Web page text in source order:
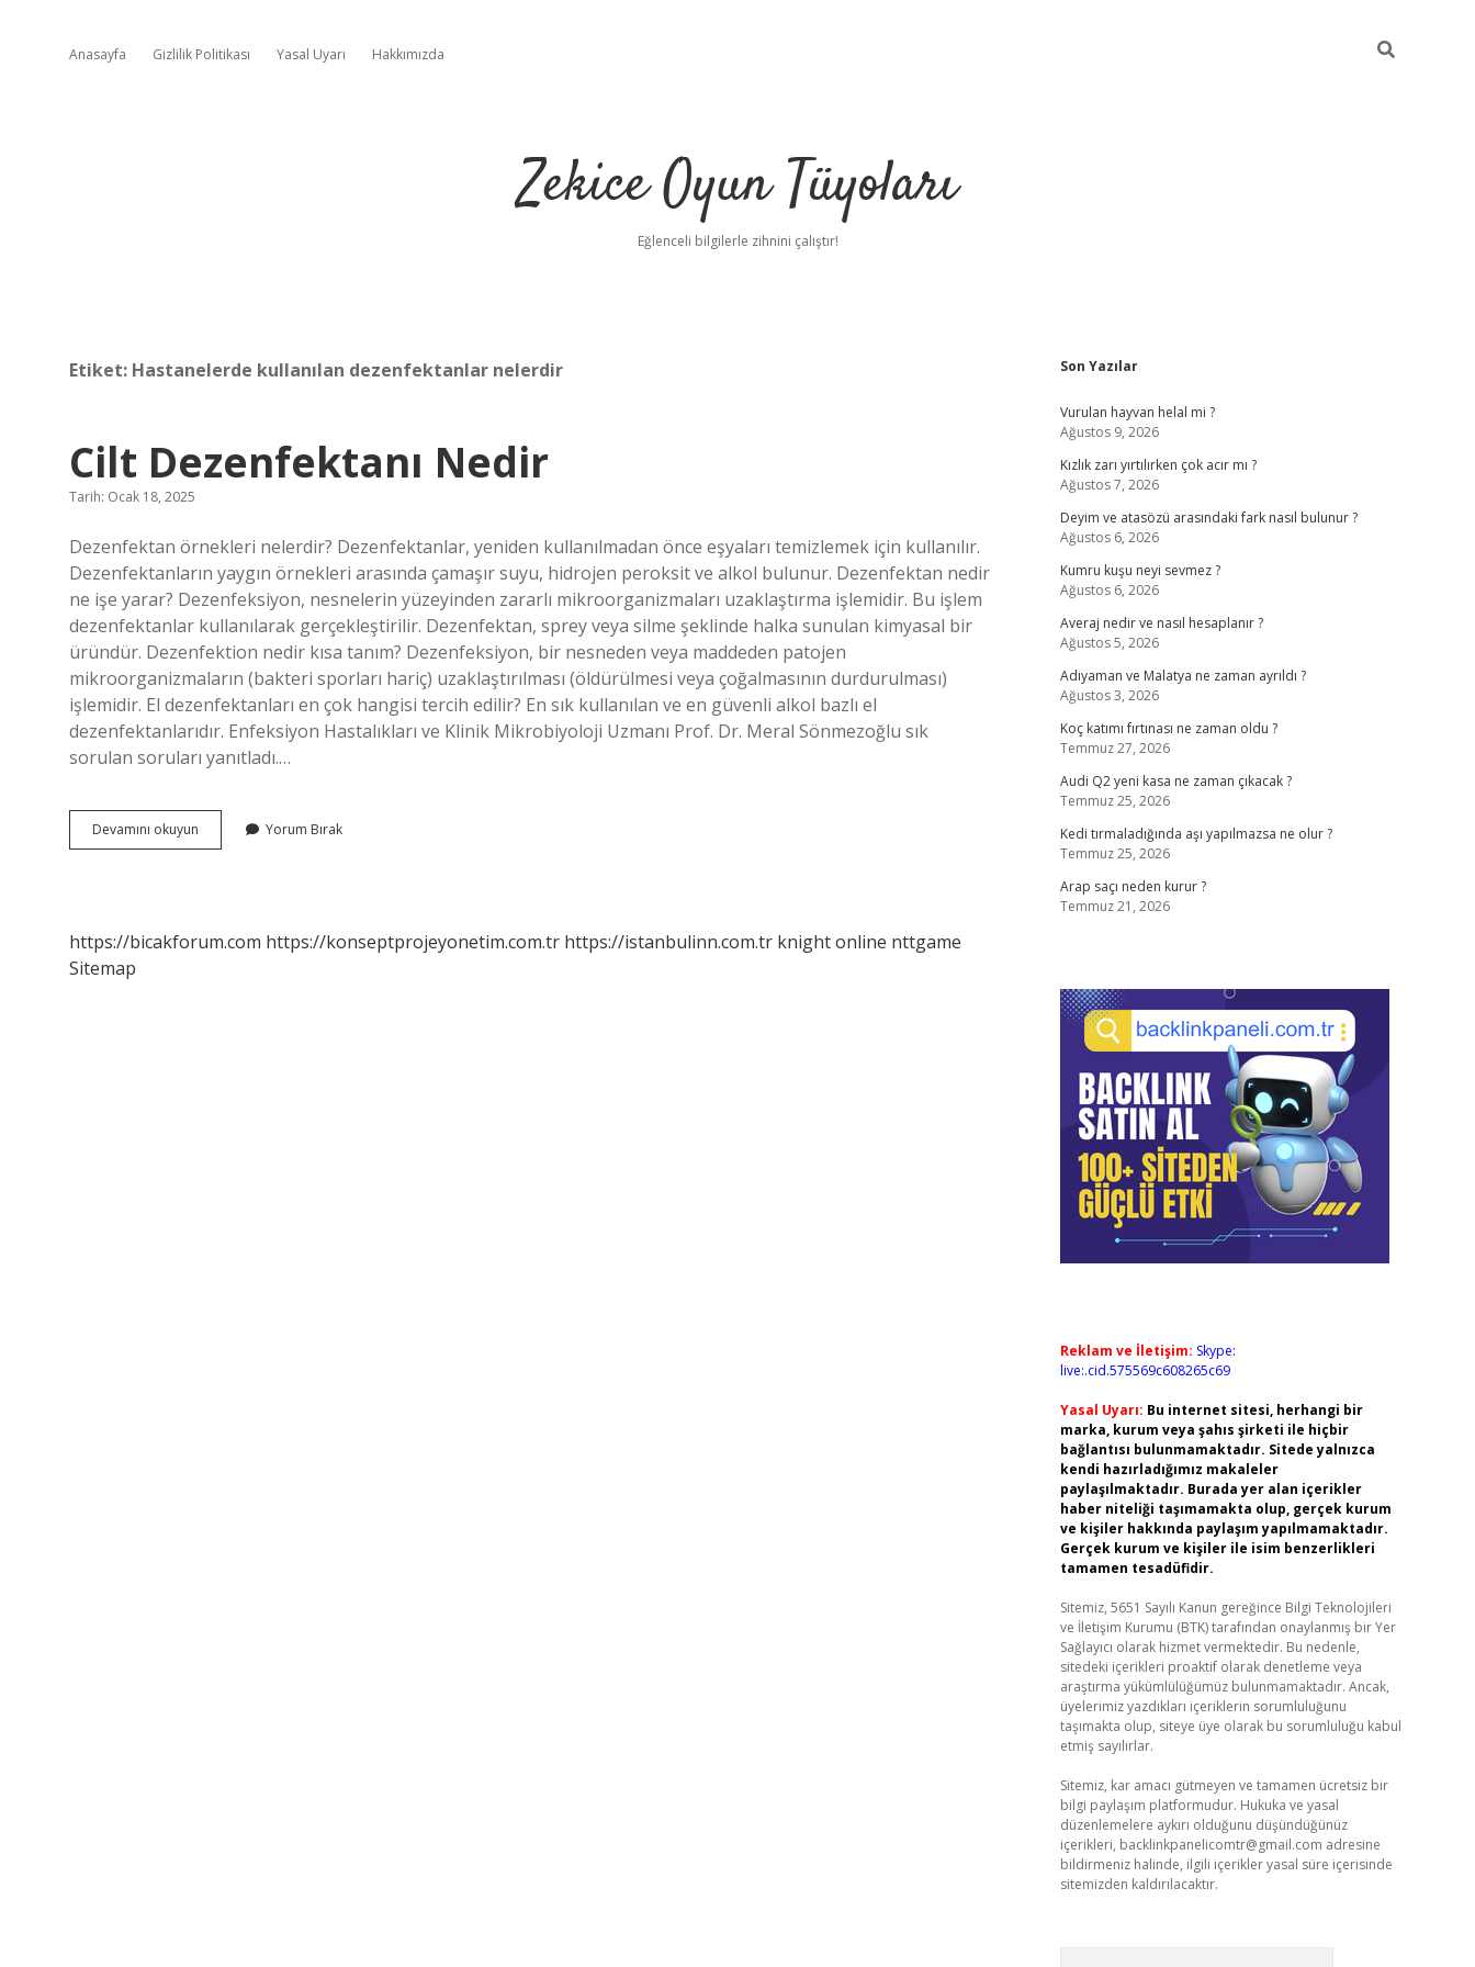
Anasayfa Gizlilik Politikası Yasal Uyarı Hakkımızda
Zekice Oyun Tüyoları
Eğlenceli bilgilerle zihnini çalıştır!
Etiket: Hastanelerde kullanılan dezenfektanlar nelerdir
Cilt Dezenfektanı Nedir
Tarih: Ocak 18, 2025
Dezenfektan örnekleri nelerdir? Dezenfektanlar, yeniden kullanılmadan önce eşyaları temizlemek için kullanılır.
Dezenfektanların yaygın örnekleri arasında çamaşır suyu, hidrojen peroksit ve alkol bulunur. Dezenfektan nedir
ne işe yarar? Dezenfeksiyon, nesnelerin yüzeyinden zararlı mikroorganizmaları uzaklaştırma işlemidir. Bu işlem
dezenfektanlar kullanılarak gerçekleştirilir. Dezenfektan, sprey veya silme şeklinde halka sunulan kimyasal bir
üründür. Dezenfektion nedir kısa tanım? Dezenfeksiyon, bir nesneden veya maddeden patojen
mikroorganizmaların (bakteri sporları hariç) uzaklaştırılması (öldürülmesi veya çoğalmasının durdurulması)
işlemidir. El dezenfektanları en çok hangisi tercih edilir? En sık kullanılan ve en güvenli alkol bazlı el
dezenfektanlarıdır. Enfeksiyon Hastalıkları ve Klinik Mikrobiyoloji Uzmanı Prof. Dr. Meral Sönmezoğlu sık
sorulan soruları yanıtladı.…
Devamını okuyun
Dezenfektanı
Yorum Bırak
https://bicakforum.com https://konseptprojeyonetim.com.tr https://istanbulinn.com.tr knight online nttgame
Sitemap
Sidebar
Son Yazılar
Vurulan hayvan helal mi ?
Ağustos 9, 2026
Kızlık zarı yırtılırken çok acır mı ?
Ağustos 7, 2026
Deyim ve atasözü arasındaki fark nasıl bulunur ?
Ağustos 6, 2026
Kumru kuşu neyi sevmez ?
Ağustos 6, 2026
Averaj nedir ve nasıl hesaplanır ?
Ağustos 5, 2026
Adıyaman ve Malatya ne zaman ayrıldı ?
Ağustos 3, 2026
Koç katımı fırtınası ne zaman oldu ?
Temmuz 27, 2026
Audi Q2 yeni kasa ne zaman çıkacak ?
Temmuz 25, 2026
Kedi tırmaladığında aşı yapılmazsa ne olur ?
Temmuz 25, 2026
Arap saçı neden kurur ?
Temmuz 21, 2026
Reklam ve İletişim: Skype:
live:.cid.575569c608265c69
Yasal Uyarı: Bu internet sitesi, herhangi bir
marka, kurum veya şahıs şirketi ile hiçbir
bağlantısı bulunmamaktadır. Sitede yalnızca
kendi hazırladığımız makaleler
paylaşılmaktadır. Burada yer alan içerikler
haber niteliği taşımamakta olup, gerçek kurum
ve kişiler hakkında paylaşım yapılmamaktadır.
Gerçek kurum ve kişiler ile isim benzerlikleri
tamamen tesadüfidir.
Sitemiz, 5651 Sayılı Kanun gereğince Bilgi Teknolojileri
ve İletişim Kurumu (BTK) tarafından onaylanmış bir Yer
Sağlayıcı olarak hizmet vermektedir. Bu nedenle,
sitedeki içerikleri proaktif olarak denetleme veya
araştırma yükümlülüğümüz bulunmamaktadır. Ancak,
üyelerimiz yazdıkları içeriklerin sorumluluğunu
taşımakta olup, siteye üye olarak bu sorumluluğu kabul
etmiş sayılırlar.
Sitemiz, kar amacı gütmeyen ve tamamen ücretsiz bir
bilgi paylaşım platformudur. Hukuka ve yasal
düzenlemelere aykırı olduğunu düşündüğünüz
içerikleri, backlinkpanelicomtr@gmail.com adresine
bildirmeniz halinde, ilgili içerikler yasal süre içerisinde
sitemizden kaldırılacaktır.
vdcasino sitesi